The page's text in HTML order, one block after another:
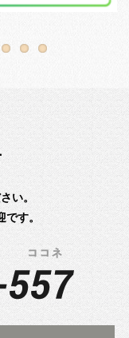
い。
す。